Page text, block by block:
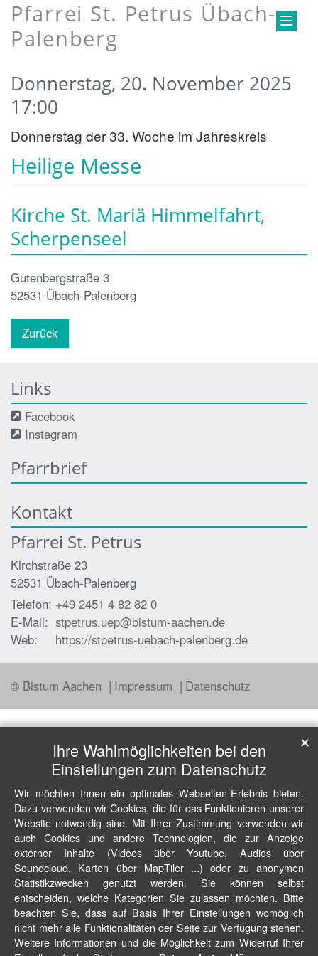
Pfarrei St. Petrus Übach-
Palenberg
Heilige Messe
Donnerstag, 20. November 2025
17:00
Donnerstag der 33. Woche im Jahreskreis
Kirche St. Mariä Himmelfahrt,
Scherpenseel
Gutenbergstraße 3
52531 Übach-Palenberg
Zurück
Links
Facebook
Instagram
Pfarrbrief
Kontakt
Pfarrei St. Petrus
Kirchstraße 23
52531 Übach-Palenberg
Telefon: +49 2451 4 82 82 0
E-Mail: stpetrus.uep@bistum-aachen.de
Web:
https://stpetrus-uebach-palenberg.de
© Bistum Aachen Impressum Datenschutz
Ihre Wahlmöglichkeiten bei den
Einstellungen zum Datenschutz
Wir möchten Ihnen ein optimales Webseiten-Erlebnis bieten.
Dazu verwenden wir Cookies, die für das Funktionieren unserer
Website notwendig sind. Mit Ihrer Zustimmung verwenden wir
auch Cookies und andere Technologien, die zur Anzeige
externer Inhalte (Videos über Youtube, Audios über
Soundcloud, Karten über MapTiler ...) oder zu anonymen
Statistikzwecken genutzt werden. Sie können selbst
entscheiden, welche Kategorien Sie zulassen möchten. Bitte
beachten Sie, dass auf Basis Ihrer Einstellungen womöglich
nicht mehr alle Funktionalitäten der Seite zur Verfügung stehen.
Weitere Informationen und die Möglichkeit zum Widerruf Ihrer
✕